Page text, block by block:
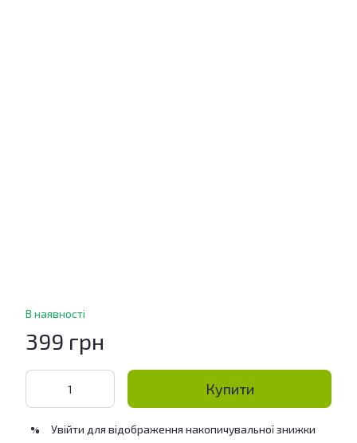
В наявності
399 грн
Купити
% Увійти для відображення накопичувальної знижки